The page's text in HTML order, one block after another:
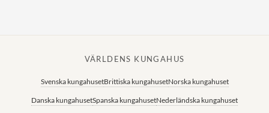
VÄRLDENS KUNGAHUS
Svenska kungahusetBrittiska kungahusetNorska kungahuset
Danska kungahusetSpanska kungahusetNederländska kungahuset